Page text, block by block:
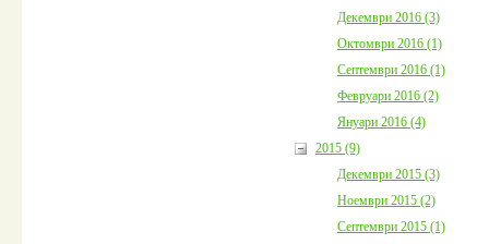
Декември 2016 (3)
Октомври 2016 (1)
Септември 2016 (1)
Февруари 2016 (2)
Януари 2016 (4)
2015 (9)
Декември 2015 (3)
Ноември 2015 (2)
Септември 2015 (1)